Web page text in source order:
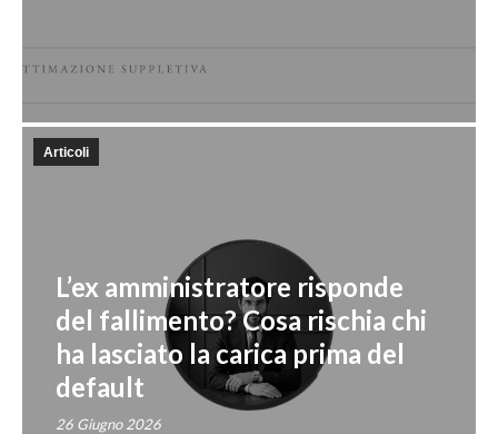
Articoli
L’ex amministratore risponde
del fallimento? Cosa rischia chi
ha lasciato la carica prima del
default
26 Giugno 2026